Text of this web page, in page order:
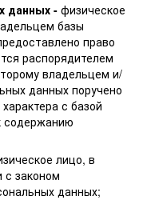
данных - физическое
базы
право
распорядителем
владельцем и/
данных поручено
с базой
содержанию
лицо, в
с законом
данных;